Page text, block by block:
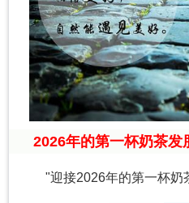
2026年的第一杯奶茶发
"迎接2026年的第一杯奶